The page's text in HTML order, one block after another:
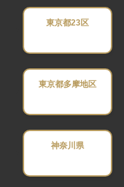
東京都23区
東京都多摩地区
神奈川県